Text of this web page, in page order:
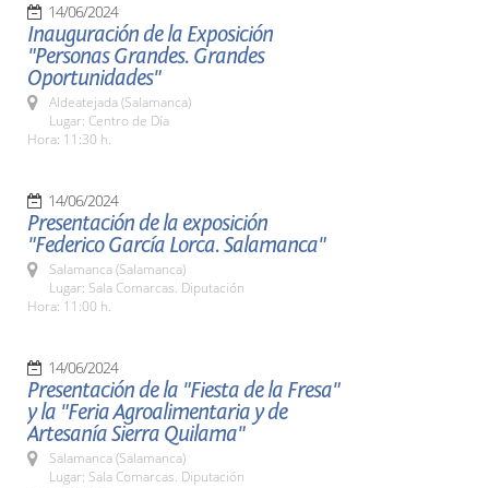
14/06/2024
Inauguración de la Exposición
"Personas Grandes. Grandes
Oportunidades"
Aldeatejada (Salamanca)
Lugar: Centro de Día
Hora: 11:30 h.
14/06/2024
Presentación de la exposición
"Federico García Lorca. Salamanca"
Salamanca (Salamanca)
Lugar: Sala Comarcas. Diputación
Hora: 11:00 h.
14/06/2024
Presentación de la "Fiesta de la Fresa"
y la "Feria Agroalimentaria y de
Artesanía Sierra Quilama"
Salamanca (Salamanca)
Lugar: Sala Comarcas. Diputación